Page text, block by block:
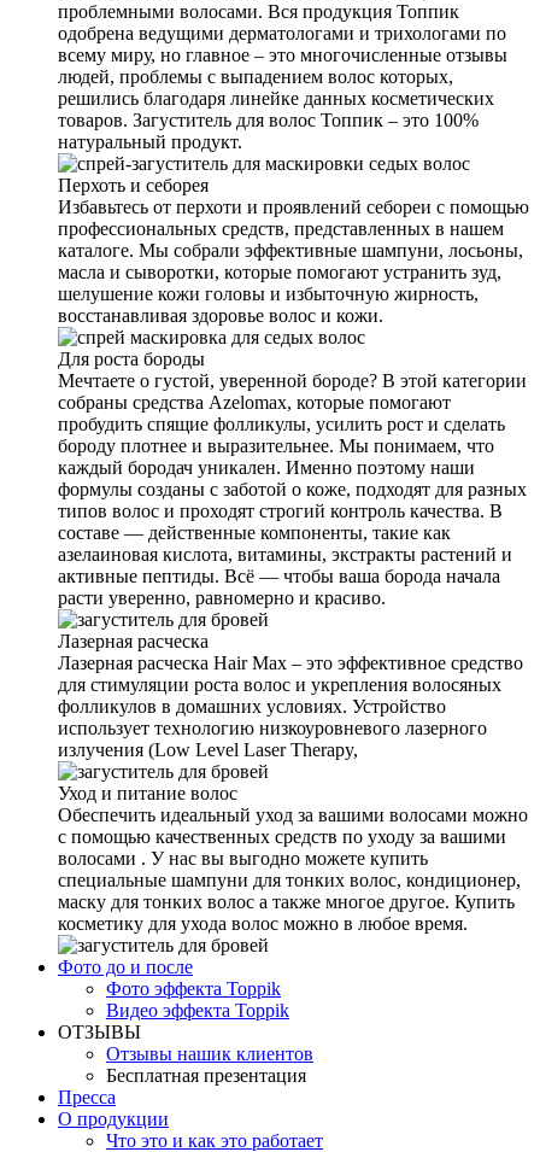
проблемными волосами. Вся продукция Топпик
одобрена ведущими дерматологами и трихологами по
всему миру, но главное – это многочисленные отзывы
людей, проблемы с выпадением волос которых,
решились благодаря линейке данных косметических
товаров. Загуститель для волос Топпик – это 100%
натуральный продукт.
Перхоть и себорея
Избавьтесь от перхоти и проявлений себореи с помощью
профессиональных средств, представленных в нашем
каталоге. Мы собрали эффективные шампуни, лосьоны,
масла и сыворотки, которые помогают устранить зуд,
шелушение кожи головы и избыточную жирность,
восстанавливая здоровье волос и кожи.
Для роста бороды
Мечтаете о густой, уверенной бороде? В этой категории
собраны средства Azelomax, которые помогают
пробудить спящие фолликулы, усилить рост и сделать
бороду плотнее и выразительнее. Мы понимаем, что
каждый бородач уникален. Именно поэтому наши
формулы созданы с заботой о коже, подходят для разных
типов волос и проходят строгий контроль качества. В
составе — действенные компоненты, такие как
азелаиновая кислота, витамины, экстракты растений и
активные пептиды. Всё — чтобы ваша борода начала
расти уверенно, равномерно и красиво.
Лазерная расческа
Лазерная расческа Hair Max – это эффективное средство
для стимуляции роста волос и укрепления волосяных
фолликулов в домашних условиях. Устройство
использует технологию низкоуровневого лазерного
излучения (Low Level Laser Therapy,
Уход и питание волос
Обеспечить идеальный уход за вашими волосами можно
с помощью качественных средств по уходу за вашими
волосами . У нас вы выгодно можете купить
специальные шампуни для тонких волос, кондиционер,
маску для тонких волос а также многое другое. Купить
косметику для ухода волос можно в любое время.
Фото до и после
Фото эффекта Toppik
Видео эффекта Toppik
ОТЗЫВЫ
Отзывы нашик клиентов
Бесплатная презентация
Пресса
О продукции
Что это и как это работает